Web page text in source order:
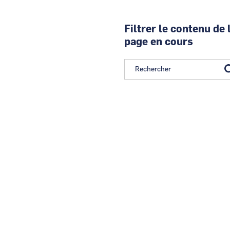
Filtrer le contenu de
page en cours